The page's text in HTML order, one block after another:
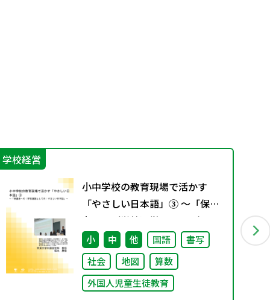
学校経営
小中学校の教育現場で活かす
「やさしい日本語」③ ～「保護
者への（学校運営としての）や
さしい日本語」～
小 中 他 国語
書写
社会
地図
算数
外国人児童生徒教育